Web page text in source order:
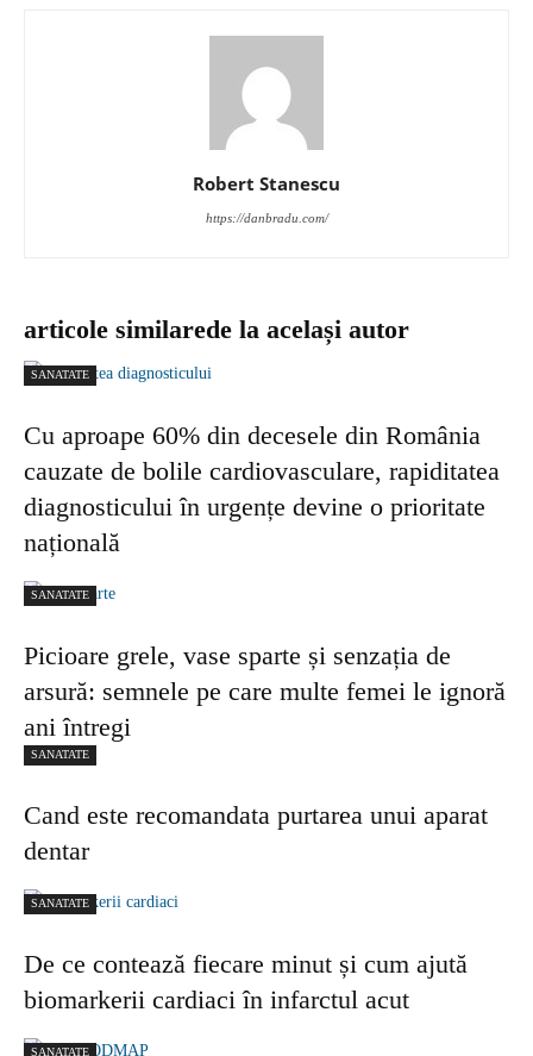
Robert Stanescu
https://danbradu.com/
articole similarede la același autor
SANATATE
Cu aproape 60% din decesele din România
cauzate de bolile cardiovasculare, rapiditatea
diagnosticului în urgențe devine o prioritate
națională
SANATATE
Picioare grele, vase sparte și senzația de
arsură: semnele pe care multe femei le ignoră
ani întregi
SANATATE
Cand este recomandata purtarea unui aparat
dentar
SANATATE
De ce contează fiecare minut și cum ajută
biomarkerii cardiaci în infarctul acut
SANATATE